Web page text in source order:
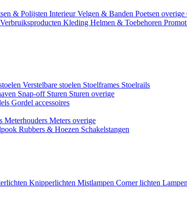
& Polijsten InterieurVelgen & Banden Poetsen overige
Kleding Helmen & Toebehoren
Verstelbare stoelen Stoelframes Stoelrails
Snap-off Sturen Sturen overige
Gordel accessoires
Meterhouders Meters overige
Rubbers & Hoezen Schakelstangen
Knipperlichten Mistlampen Corner lichten